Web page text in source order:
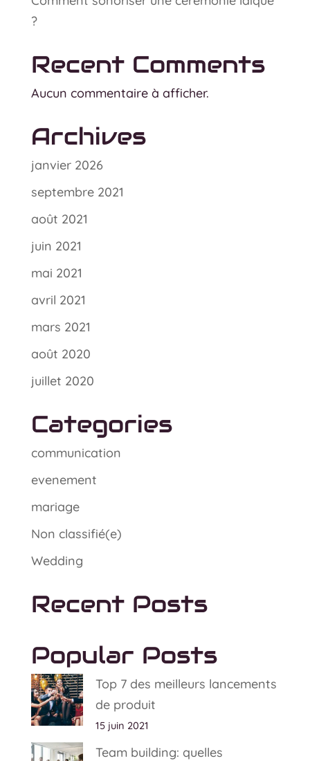
?
Recent Comments
Aucun commentaire à afficher.
Archives
janvier 2026
septembre 2021
août 2021
juin 2021
mai 2021
avril 2021
mars 2021
août 2020
juillet 2020
Categories
communication
evenement
mariage
Non classifié(e)
Wedding
Recent Posts
Popular Posts
Top 7 des meilleurs lancements
de produit
15 juin 2021
Team building: quelles